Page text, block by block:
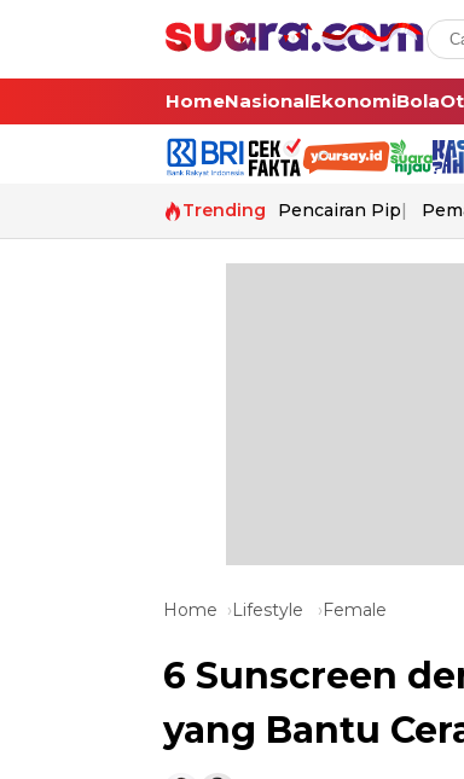
HomeNasionalEkonomiBola
Trending Pencairan Pip
Home Lifestyle Female
6 Sunscreen
yang Bantu